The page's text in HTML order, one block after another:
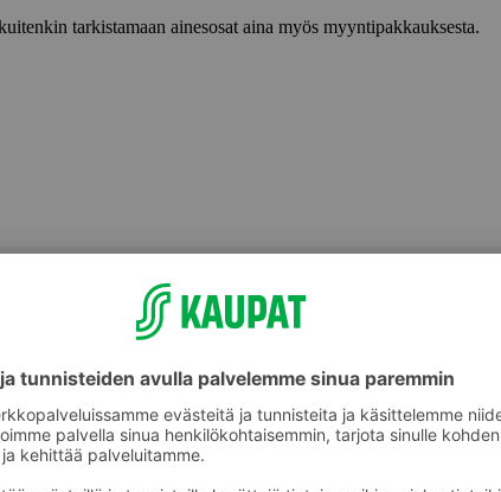
tarkistamaan ainesosat aina myös myyntipakkauksesta.